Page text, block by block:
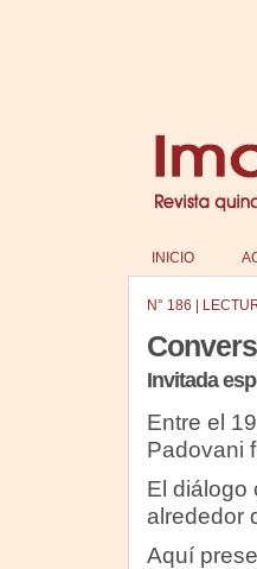
INICIO
N° 186
Invitada
Entre el
Padovani
El diálogo
alrededor
Aquí